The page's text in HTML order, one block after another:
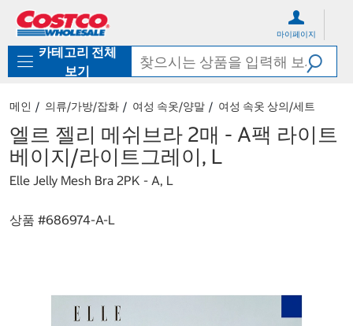
로
기
가
마이페이지
카테고리 전체
보기
메인 의류/가방/잡화 여성 속옷/양말 여성 속옷 상의/세트
엘르 젤리 메쉬브라 2매 - A팩 라이트
베이지/라이트그레이, L
Elle Jelly Mesh Bra 2PK - A, L
상품 #686974-A-L